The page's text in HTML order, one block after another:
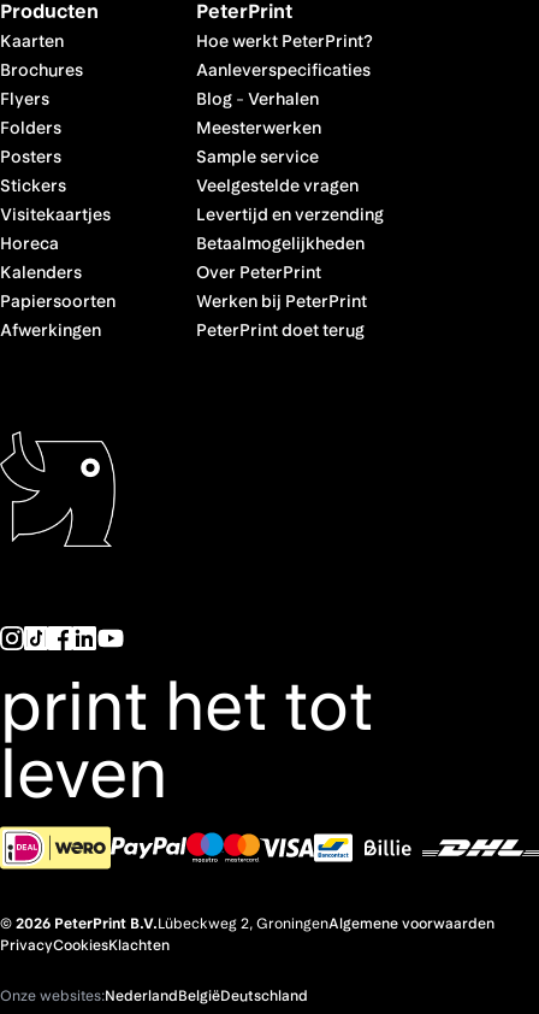
Producten
Kaarten
Brochures
Flyers
Folders
Posters
Stickers
Visitekaartjes
Horeca
Kalenders
Papiersoorten
Afwerkingen
PeterPrint
Hoe werkt PeterPrint?
Aanleverspecificaties
Blog- Verhalen
Meesterwerken
Sample service
Veelgestelde vragen
Levertijd en verzending
Betaalmogelijkheden
Over PeterPrint
Werken bij PeterPrint
PeterPrint doet terug
print het tot
leven
© 2026 PeterPrint B.V.Lübeckweg 2, GroningenAlgemene voorwaarden
PrivacyCookiesKlachten
Onze websites:NederlandBelgiëDeutschland